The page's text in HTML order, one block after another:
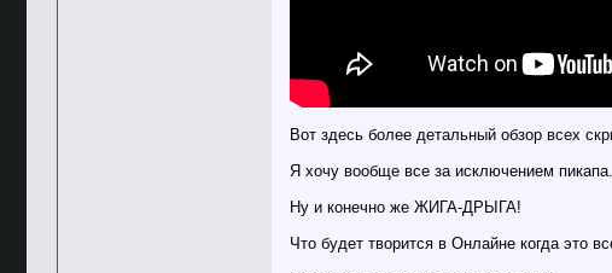
Вот здесь более детальный обзор всех
Я хочу вообще все за исключением пикапа.
Ну и конечно же ЖИГА-ДРЫГА!
Что будет творится в Онлайне когда это